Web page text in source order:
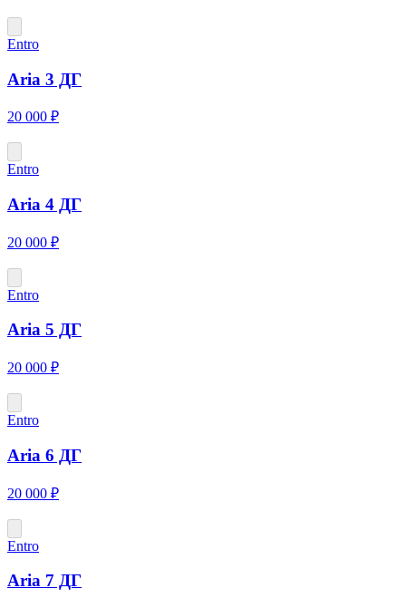
Entro
Aria 3 ДГ
20 000 ₽
Entro
Aria 4 ДГ
20 000 ₽
Entro
Aria 5 ДГ
20 000 ₽
Entro
Aria 6 ДГ
20 000 ₽
Entro
Aria 7 ДГ